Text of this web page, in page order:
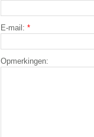
E-mail: *
Opmerkingen: